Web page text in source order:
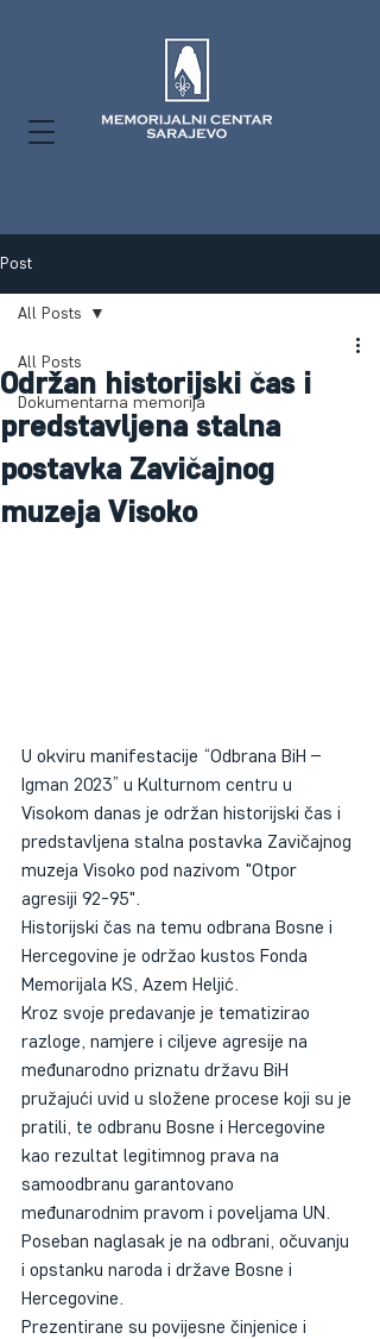
Post
All Posts
Dokumentarna memorija
All Posts
Održan historijski čas i
predstavljena stalna
postavka Zavičajnog
muzeja Visoko
U okviru manifestacije “Odbrana BiH –
Igman 2023” u Kulturnom centru u
Visokom danas je održan historijski čas i
predstavljena stalna postavka Zavičajnog
muzeja Visoko pod nazivom "Otpor
agresiji 92-95".
Historijski čas na temu odbrana Bosne i
Hercegovine je održao kustos Fonda
Memorijala KS, Azem Heljić.
Kroz svoje predavanje je tematizirao
razloge, namjere i ciljeve agresije na
međunarodno priznatu državu BiH
pružajući uvid u složene procese koji su je
pratili, te odbranu Bosne i Hercegovine
kao rezultat legitimnog prava na
samoodbranu garantovano
međunarodnim pravom i poveljama UN.
Poseban naglasak je na odbrani, očuvanju
i opstanku naroda i države Bosne i
Hercegovine.
Prezentirane su povijesne činjenice i